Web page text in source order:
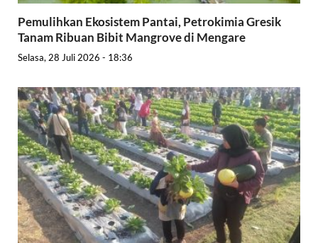
Pemulihkan Ekosistem Pantai, Petrokimia Gresik
Tanam Ribuan Bibit Mangrove di Mengare
Selasa, 28 Juli 2026 - 18:36